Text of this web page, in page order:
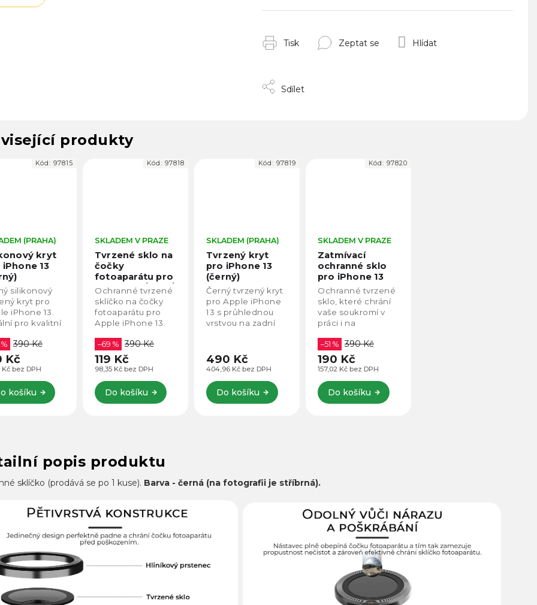
Tisk Zeptat se Hlídat
Sdílet
produkty
kryt
13
(PRAHA)
Kč bez DPH
390 Kč
Kč
košíku
silikonový
kryt pro
iPhone 13.
pro kvalitní
nosit
mobilní kryt.
padne do
Kód: 97815
Tvrzené sklo na
čočky
fotoaparátu pro
iPhone 13 / Pro /
Pro Max
SKLADEM V PRAZE
98,35 Kč bez DPH
–69 % 390 Kč
119 Kč
Do košíku
Ochranné tvrzené
sklíčko na čočky
fotoaparátu pro
Apple iPhone 13.
celou řadou
iPhone 13.
Kód: 97818
Tvrzený kryt
pro iPhone 13
(černý)
SKLADEM (PRAHA)
404,96 Kč bez DPH
490 Kč
Do košíku
Černý tvrzený kryt
pro Apple iPhone
13 s průhlednou
vrstvou na zadní
neradi tahají těžké,
tlusté kryty.
Kód: 97819
Zatmívací
ochranné sklo
pro iPhone 13
SKLADEM V PRAZE
157,02 Kč bez DPH
–51 % 390 Kč
190 Kč
Do košíku
Ochranné tvrzené
sklo, které chrání
vaše soukromí v
práci i na
Kompatibilní s
Apple iPhone 13.
Kód: 97820
popis produktu
sklíčko (prodává se po 1 kuse). Barva - černá (na fotografii je stříbrná).